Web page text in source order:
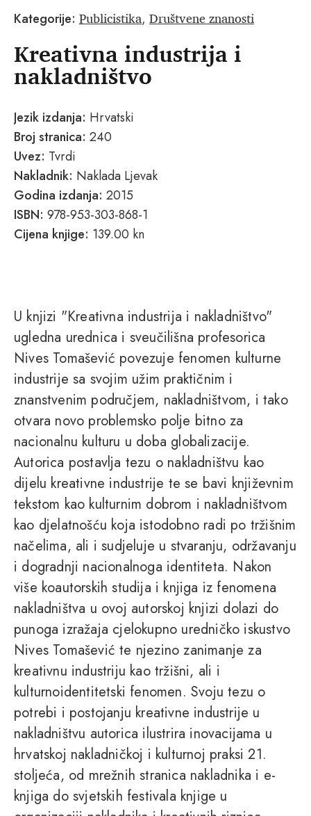
Kategorije: Publicistika, Društvene znanosti
Kreativna industrija i
nakladništvo
Jezik izdanja: Hrvatski
Broj stranica: 240
Uvez: Tvrdi
Nakladnik: Naklada Ljevak
Godina izdanja: 2015
ISBN: 978-953-303-868-1
Cijena knjige: 139.00 kn
U knjizi "Kreativna industrija i nakladništvo"
ugledna urednica i sveučilišna profesorica
Nives Tomašević povezuje fenomen kulturne
industrije sa svojim užim praktičnim i
znanstvenim područjem, nakladništvom, i tako
otvara novo problemsko polje bitno za
nacionalnu kulturu u doba globalizacije.
Autorica postavlja tezu o nakladništvu kao
dijelu kreativne industrije te se bavi književnim
tekstom kao kulturnim dobrom i nakladništvom
kao djelatnošću koja istodobno radi po tržišnim
načelima, ali i sudjeluje u stvaranju, održavanju
i dogradnji nacionalnoga identiteta. Nakon
više koautorskih studija i knjiga iz fenomena
nakladništva u ovoj autorskoj knjizi dolazi do
punoga izražaja cjelokupno uredničko iskustvo
Nives Tomašević te njezino zanimanje za
kreativnu industriju kao tržišni, ali i
kulturnoidentitetski fenomen. Svoju tezu o
potrebi i postojanju kreativne industrije u
nakladništvu autorica ilustrira inovacijama u
hrvatskoj nakladničkoj i kulturnoj praksi 21.
stoljeća, od mrežnih stranica nakladnika i e-
knjiga do svjetskih festivala knjige u